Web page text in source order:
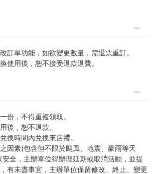
訂單功能，如欲變更數量，需退票重訂。
使用後，恕不接受退款退費。
份，不得重複領取。
後，恕不退款。
換時間內兌換來店禮。
因素(包含但不限於颱風、地震、豪雨等天
安全，主辦單位得辦理延期或取消活動，並提
有未盡事宜，主辦單位保留修改、終止、變更